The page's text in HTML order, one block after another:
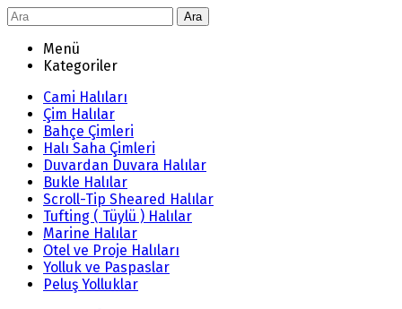
Ara
Menü
Kategoriler
Cami Halıları
Çim Halılar
Bahçe Çimleri
Halı Saha Çimleri
Duvardan Duvara Halılar
Bukle Halılar
Scroll-Tip Sheared Halılar
Tufting ( Tüylü ) Halılar
Marine Halılar
Otel ve Proje Halıları
Yolluk ve Paspaslar
Peluş Yolluklar